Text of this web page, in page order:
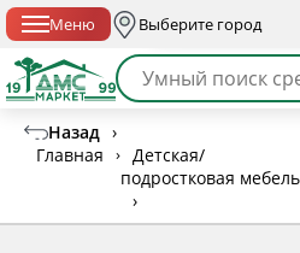
Меню Выберите город
Назад ›
Главная
›
Детская/
подростковая мебель
›